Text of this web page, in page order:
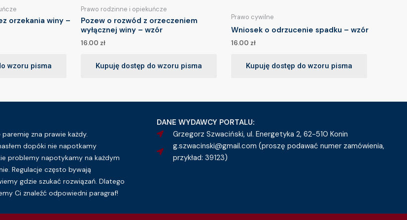
orzekania winy –
wzoru pisma
Prawo rodzinne i opiekuńcze
Pozew o rozwód z orzeczeniem
wyłącznej winy – wzór
16.00 zł
Kupuję dostęp do wzoru pisma
Prawo cywilne
Wniosek o odrzucenie spadku – wzór
16.00 zł
Kupuję dostęp do wzoru pisma
zna prawie każdy.
dopóki nie napotkamy
problemy napotykamy na każdym
Regulacje często bywają
gdzie szukać rozwiązań. Dlatego
Ci znaleźć odpowiedni paragraf!
DANE WYDAWCY PORTALU:
Grzegorz Szwaciński, ul. Energetyka 2, 62-510 Konin
g.szwacinski@gmail.com (proszę podawać numer zamówienia,
przykład: 39123)